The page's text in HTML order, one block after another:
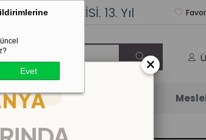
Evet
İADEGARANTİSİ. 13. Yıl
Çok Satanlar
×